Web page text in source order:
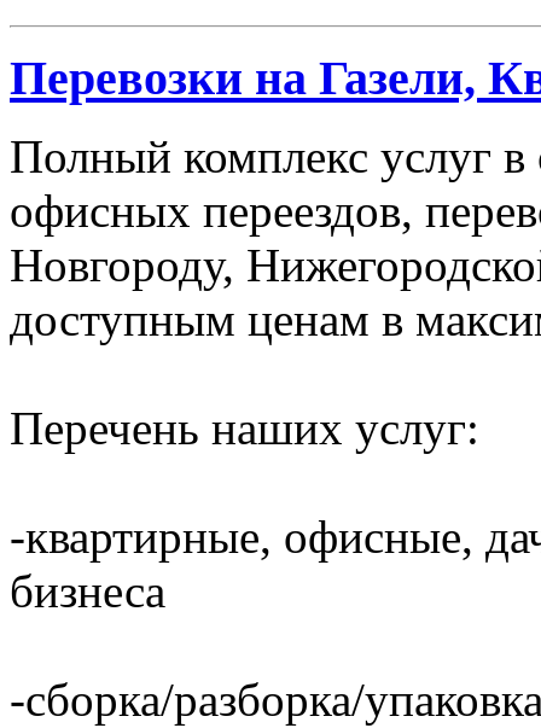
Перевозки на Газели,
Полный комплекс услуг
офисных переездов,
Новгороду,
доступным ценам в
Перечень наших услуг:
-квартирные, офисные,
бизнеса
-сборка/разборка/